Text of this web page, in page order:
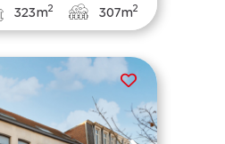
323m2 307m2